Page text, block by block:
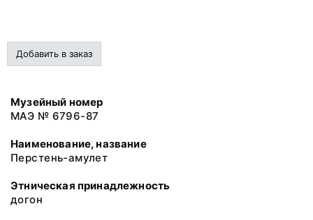
Добавить в заказ
Музейный номер
МАЭ № 6796-87
Наименование, название
Перстень-амулет
Этническая принадлежность
догон